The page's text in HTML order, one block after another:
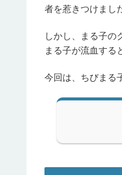
者を惹きつけまし
しかし、まる子の
まる子が流血する
今回は、ちびまる